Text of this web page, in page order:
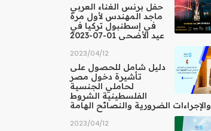
حفل برنس الغناء العربي
ماجد المهندس لأول مرة
في إسطنبول تركيا في
عيد الأضحى 01-07-2023
12‏/04‏/2023
دليل شامل للحصول على
تأشيرة دخول مصر
لحاملي الجنسية
الفلسطينية الشروط
والإجراءات الضرورية والنصائح الهامة
12‏/04‏/2023